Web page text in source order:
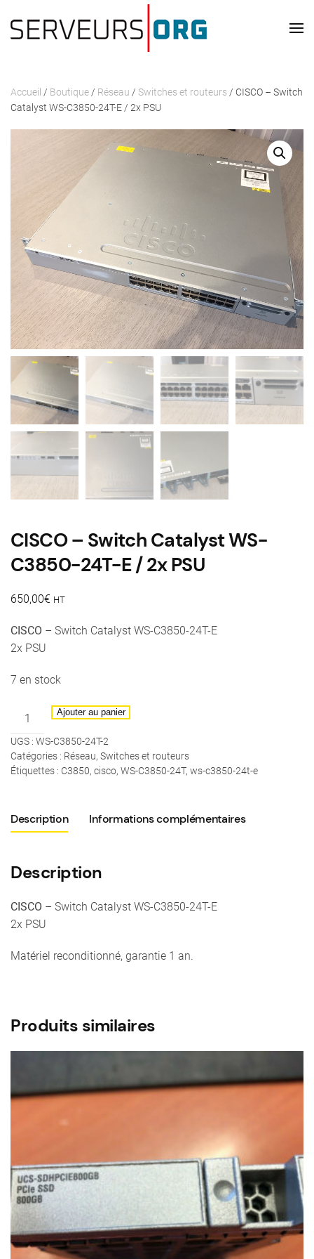
Passer au contenu principal
Accueil / Boutique / Réseau / Switches et routeurs / CISCO – Switch
Catalyst WS-C3850-24T-E / 2x PSU
CISCO – Switch Catalyst WS-
C3850-24T-E / 2x PSU
650,00€ HT
CISCO – Switch Catalyst WS-C3850-24T-E
2x PSU
7 en stock
quantité
CISCO
-
WS-
C3850-
E
2x
PSU
Ajouter au panier
UGS : WS-C3850-24T-2
Catégories : Réseau, Switches et routeurs
Étiquettes : C3850, cisco, WS-C3850-24T, ws-c3850-24t-e
Description Informations complémentaires
Description
CISCO – Switch Catalyst WS-C3850-24T-E
2x PSU
Matériel reconditionné, garantie 1 an.
Produits similaires